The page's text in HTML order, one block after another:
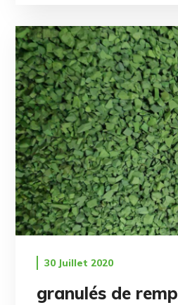
30 Juillet 2020
granulés de